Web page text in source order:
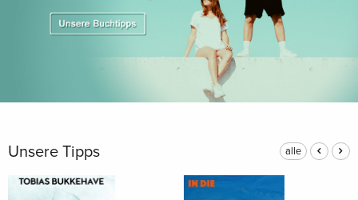
Unsere Tipps alle